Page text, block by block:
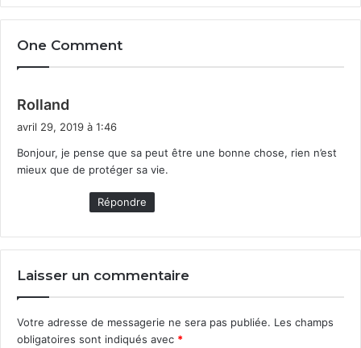
D’où l’idée de cette for­ma­tion encadrée de dix heures,
des­tinée aux6–11
à cir­culer sur le bitume de façon sécurisée et
Source :
Le Parisien
Tags apprentissage de la mobilité
engagement de l'Etat
Savoir pédaler
savoir rouler
One Comment
Rolland
avril 29, 2019 à 1:46
Bon­jour, je pense que sa peut être une bonne chose, rien n’est
mieux que de pro­téger sa vie.
Répondre
Laisser un commentaire
Votre adresse de messagerie ne sera pas publiée. Les champs
obligatoires sont indiqués avec *